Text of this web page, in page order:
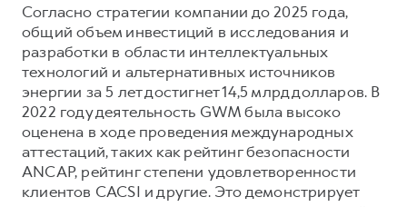
Согласно стратегии компании до 2025 года,
общий объем инвестиций в исследования и
разработки в области интеллектуальных
технологий и альтернативных источников
энергии за 5 лет достигнет 14,5 млрд долларов. В
2022 году деятельность GWM была высоко
оценена в ходе проведения международных
аттестаций, таких как рейтинг безопасности
ANCAP, рейтинг степени удовлетворенности
клиентов CACSI и другие. Это демонстрирует